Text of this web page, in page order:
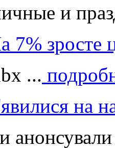
и
7% зросте
...
на